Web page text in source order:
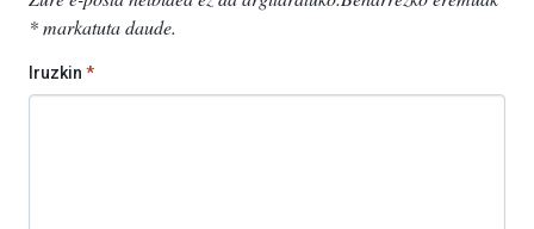
*markatuta daude.
Iruzkin *